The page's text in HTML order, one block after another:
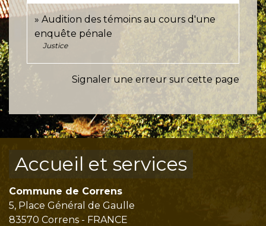
Audition des témoins au cours d'une
enquête pénale
Justice
Signaler une erreur sur cette page
Accueil et services
Commune de Correns
5, Place Général de Gaulle
83570 Correns - FRANCE